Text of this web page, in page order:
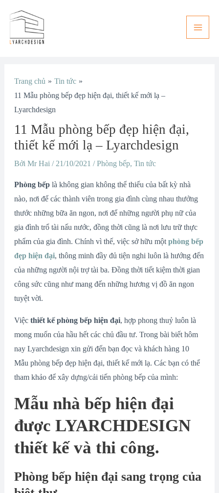
Trang chủ
Tin tức
11 Mẫu phòng bếp đẹp hiện đại, thiết kế mới lạ –
Lyarchdesign
11 Mẫu phòng bếp đẹp hiện đại,
thiết kế mới lạ – Lyarchdesign
Bởi Mr Hai /21/10/2021 /Phòng bếp, Tin tức
Phòng bếplà không gian không thể thiếu của bất kỳ nhà
nào, nơi để các thành viên trong gia đình cùng nhau thưởng
thước những bữa ăn ngon, nơi để những người phụ nữ của
gia đình trổ tài nấu nước, đồng thời cũng là nơi lưu trữ thực
phẩm của gia đình. Chính vì thế, việc sở hữu mộtphòng bếp
đẹp hiện đại, thông minh đầy đủ tiện nghi luôn là hướng đến
của những người nội trợ tài ba. Đồng thời tiết kiệm thời gian
công sức cũng như mang đến những hương vị đồ ăn ngon
tuyệt vời.
Việc thiết kế phòng bếp hiện đại, hợp phong thuỷ luôn là
mong muốn của hầu hết các chủ đầu tư. Trong bài biết hôm
nay Lyarchdesign xin gửi đến bạn đọc và khách hàng 10
Mẫu phòng bếp đẹp hiện đại, thiết kế mới lạ. Các bạn có thể
tham khảo để xây dựng/cải tiến phòng bếp của mình:
Mẫu nhà bếp hiện đại
được LYARCHDESIGN
thiết kế và thi công.
Phòng bếp hiện đại sang trọng của
hướng
viết